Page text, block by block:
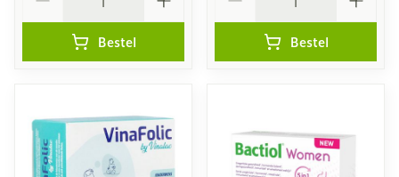
Bestel Bestel